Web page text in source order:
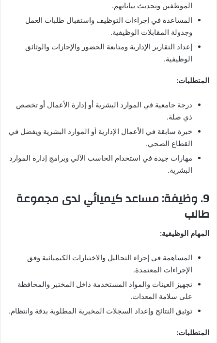
الموظفين وتحديث بياناتهم.
المساعدة في إجراءات التوظيف واستقبال طلبات العمل
وجدولة المقابلات الوظيفية.
إعداد التقارير الإدارية ومتابعة الحضور والإجازات والوثائق
الوظيفية.
المتطلبات:
درجة جامعية في الموارد البشرية أو إدارة الأعمال أو تخصص
ذي صلة.
خبرة سابقة في الأعمال الإدارية أو الموارد البشرية ويفضل في
القطاع الصحي.
مهارات جيدة في استخدام الحاسب الآلي وبرامج إدارة الموارد
البشرية.
9. وظيفة: مساعد كيميائي لدى مجموعة
طالب
المهام الوظيفية:
المساهمة في إجراء التحاليل والاختبارات الكيميائية وفق
الإجراءات المعتمدة.
تجهيز العينات والمواد المستخدمة داخل المختبر والمحافظة
على سلامة المعدات.
توثيق النتائج وإعداد السجلات المخبرية المطلوبة بدقة وانتظام.
المتطلبات: